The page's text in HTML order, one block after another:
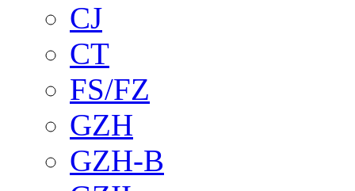
CJ
CT
FS/FZ
GZH
GZH-B